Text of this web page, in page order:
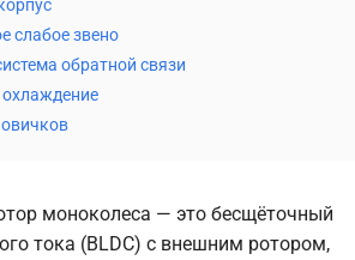
слабое звено
обратной связи
моноколеса — это бесщёточный
тока (BLDC) с внешним ротором,